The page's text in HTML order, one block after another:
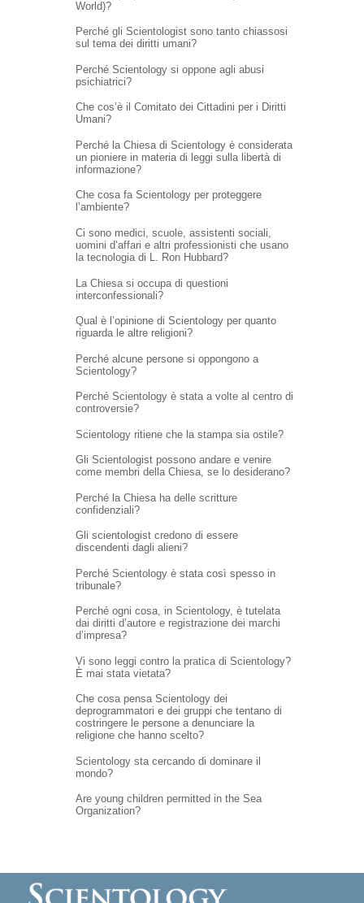
World)?
Perché gli Scientologist sono tanto chiassosi
sul tema dei diritti umani?
Perché Scientology si oppone agli abusi
psichiatrici?
Che cos’è il Comitato dei Cittadini per i Diritti
Umani?
Perché la Chiesa di Scientology è considerata
un pioniere in materia di leggi sulla libertà di
informazione?
Che cosa fa Scientology per proteggere
l’ambiente?
Ci sono medici, scuole, assistenti sociali,
uomini d’affari e altri professionisti che usano
la tecnologia di L. Ron Hubbard?
La Chiesa si occupa di questioni
interconfessionali?
Qual è l’opinione di Scientology per quanto
riguarda le altre religioni?
Perché alcune persone si oppongono a
Scientology?
Perché Scientology è stata a volte al centro di
controversie?
Scientology ritiene che la stampa sia ostile?
Gli Scientologist possono andare e venire
come membri della Chiesa, se lo desiderano?
Perché la Chiesa ha delle scritture
confidenziali?
Gli scientologist credono di essere
discendenti dagli alieni?
Perché Scientology è stata così spesso in
tribunale?
Perché ogni cosa, in Scientology, è tutelata
dai diritti d’autore e registrazione dei marchi
d’impresa?
Vi sono leggi contro la pratica di Scientology?
È mai stata vietata?
Che cosa pensa Scientology dei
deprogrammatori e dei gruppi che tentano di
costringere le persone a denunciare la
religione che hanno scelto?
Scientology sta cercando di dominare il
mondo?
Are young children permitted in the Sea
Organization?